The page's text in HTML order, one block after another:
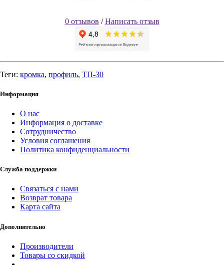
0 отзывов /Написать отзыв
Теги: кромка, профиль, ТП-30
Информация
О нас
Информация о доставке
Сотрудничество
Условия соглашения
Политика конфиденциальности
Служба поддержки
Связаться с нами
Возврат товара
Карта сайта
Дополнительно
Производители
Товары со скидкой